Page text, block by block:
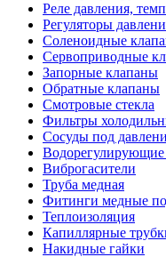
Реле давления,
Регуляторы
Соленоидные
Сервоприводные
Запорные клапаны
Обратные клапаны
Смотровые стекла
Фильтры
Сосуды под
Водорегулирующие
Виброгасители
Труба медная
Фитинги медные
Теплоизоляция
Капиллярные
Накидные гайки